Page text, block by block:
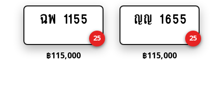
Add
cart
ฉพ 1155
25
฿115,000
Add
cart
ญญ 1655
25
฿115,000